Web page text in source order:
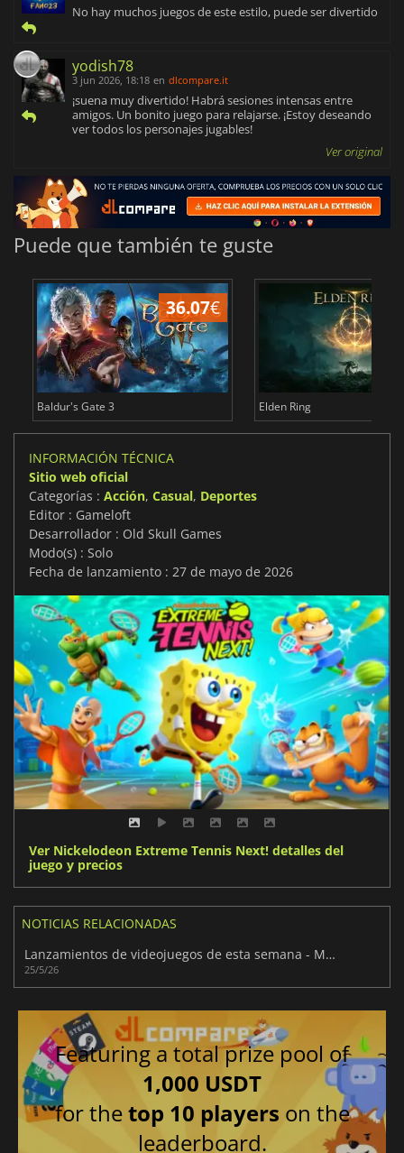
No hay muchos juegos de este estilo, puede ser divertido
yodish78
3 jun 2026, 18:18 en dlcompare.it
¡suena muy divertido! Habrá sesiones intensas entre
amigos. Un bonito juego para relajarse. ¡Estoy deseando
ver todos los personajes jugables!
Ver original
Puede que también te guste
36.07€
Baldur's Gate 3 Elden Ring
INFORMACIÓN TÉCNICA
Sitio web oficial
Categorías : Acción, Casual, Deportes
Editor : Gameloft
Desarrollador : Old Skull Games
Modo(s) : Solo
Fecha de lanzamiento : 27 de mayo de 2026
Ver Nickelodeon Extreme Tennis Next! detalles del
juego y precios
NOTICIAS RELACIONADAS
Lanzamientos de videojuegos de esta semana - Mayo de 2026 (Semana 22)
25/5/26
Featuring a total prize pool of
1,000 USDT
for thetop 10 players on the
leaderboard.